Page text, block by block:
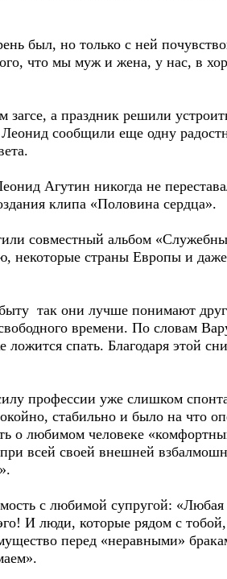
был, но только с ней
что мы муж и жена, у нас, в
а праздник решили
сообщили еще одну
Агутин никогда не
клипа «Половина сердца».
совместный альбом
некоторые страны Европы и
так они лучше понимают
времени. По словам
спать. Благодаря этой
профессии уже слишком
стабильно и было на что
любимом человеке
всей своей внешней
с любимой супругой:
И люди, которые рядом с
перед «неравными»